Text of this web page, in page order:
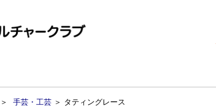
＞ 手芸・工芸 ＞ タティングレース